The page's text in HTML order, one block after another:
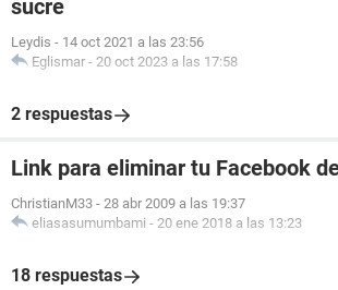
sucre
Leydis - 14 oct 2021 a las 23:56
Eglismar - 20 oct 2023 a las 17:58
2 respuestas
Link para eliminar tu Facebook
ChristianM33 - 28 abr 2009 a las 19:37
eliasasumumbami - 20 ene 2018 a las 13:23
18 respuestas